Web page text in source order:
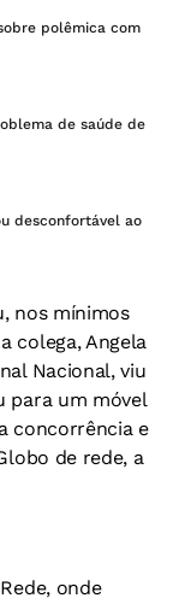
polêmica com
de saúde de
desconfortável ao
nos mínimos
colega, Angela
Nacional, viu
para um móvel
concorrência e
de rede, a
onde